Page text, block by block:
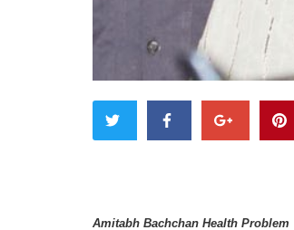
Amitabh Bachchan Health Problem